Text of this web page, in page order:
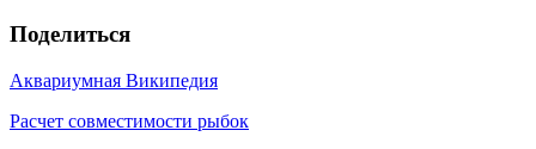
Поделиться
Аквариумная Википедия
Расчет совместимости рыбок